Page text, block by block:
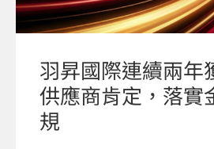
羽昇國際連續兩年
供應商肯定，落實
規